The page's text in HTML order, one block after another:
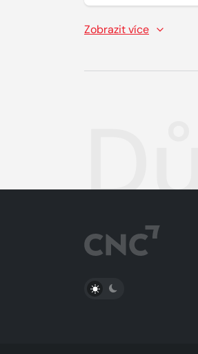
Zobrazit více
PŘEPNOUT SVĚTLÝ/TMAVÝ